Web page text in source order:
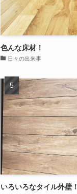
色んな床材！
日々の出来事
いろいろなタイル外壁！